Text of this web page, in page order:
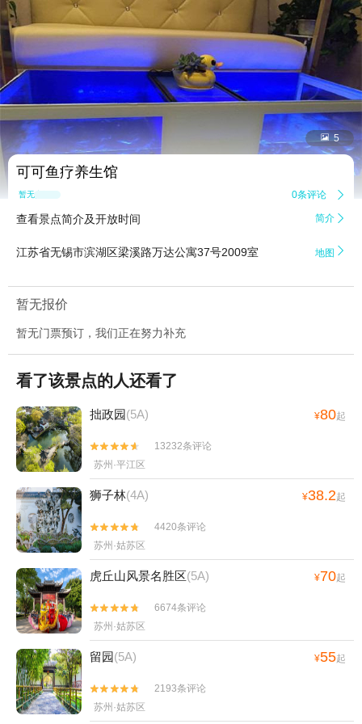
 5
可可鱼疗养生馆
暂无点评 0条评论 
查看景点简介及开放时间 简介 
江苏省无锡市滨湖区梁溪路万达公寓37号2009室 地图 
暂无报价
暂无门票预订，我们正在努力补充
看了该景点的人还看了
拙政园(5A) ¥80起


13232条评论
苏州·平江区
狮子林(4A) ¥38.2起


4420条评论
苏州·姑苏区
虎丘山风景名胜区(5A) ¥70起


6674条评论
苏州·姑苏区
留园(5A) ¥55起


2193条评论
苏州·姑苏区
